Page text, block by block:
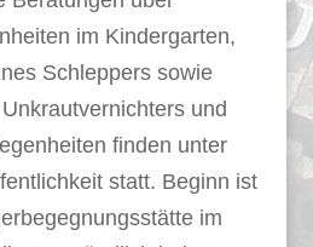
im Kindergarten,
Schleppers sowie
und
finden unter
statt. Beginn ist
im